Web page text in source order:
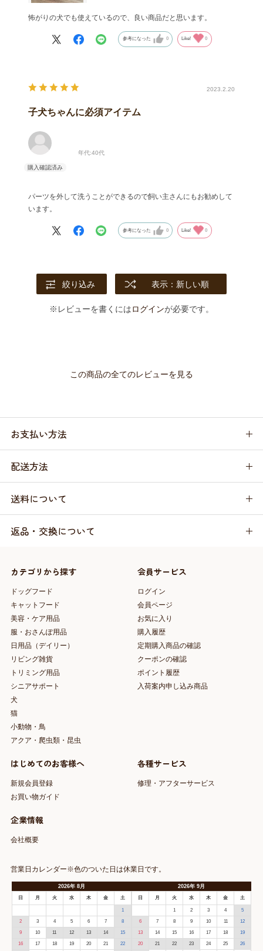
怖がりの犬でも使えているので、良い商品だと思います。
参考になった 0 Like! 0
2023.2.20
子犬ちゃんに必須アイテム
年代:40代
パーツを外して洗うことができるので飼い主さんにもお勧めして
います。
参考になった 0 Like! 0
絞り込み 表示：新しい順
※レビューを書くにはログインが必要です。
この商品の全てのレビューを見る
お支払い方法
配送方法
送料について
返品・交換について
カテゴリから探す
ドッグフード
キャットフード
美容・ケア用品
服・おさんぽ用品
日用品（デイリー）
リビング雑貨
トリミング用品
シニアサポート
犬
猫
小動物・鳥
アクア・爬虫類・昆虫
会員サービス
ログイン
会員ページ
お気に入り
購入履歴
定期購入商品の確認
クーポンの確認
ポイント履歴
入荷案内申し込み商品
はじめてのお客様へ
新規会員登録
お買い物ガイド
各種サービス
修理・アフターサービス
企業情報
会社概要
営業日カレンダー※色のついた日は休業日です。
2026年 8月
日 月 火 水 木 金 土
1
2 3 4 5 6 7 8
9 10 11 12 13 14 15
16 17 18 19 20 21 22
2026年9月
日 月 火 水 木 金 土
1 2 3 4 5
6 7 8 9 10 11 12
13 14 15 16 17 18 19
20 21 22 23 24 25 26